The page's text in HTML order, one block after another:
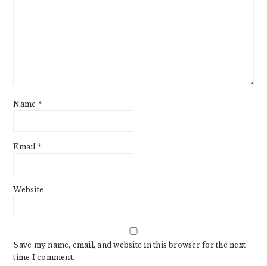
Name *
Email *
Website
Save my name, email, and website in this browser for the next
time I comment.